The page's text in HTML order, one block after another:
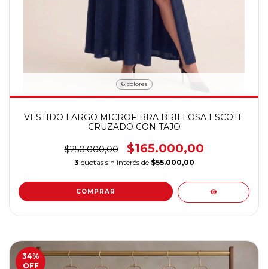
6 colores
VESTIDO LARGO MICROFIBRA BRILLOSA ESCOTE
CRUZADO CON TAJO
$250.000,00 $165.000,00
3 cuotas sin interés de $55.000,00
COMPRAR
34%
OFF